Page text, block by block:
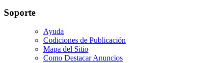
Soporte
Ayuda
Codiciones de Publicación
Mapa del Sitio
Como Destacar Anuncios